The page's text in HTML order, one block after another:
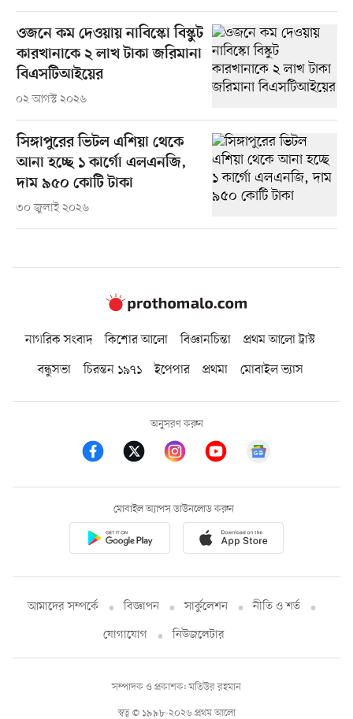
ওজনে কম দেওয়ায় নাবিস্কো বিস্কুট
কারখানাকে ২ লাখ টাকা জরিমানা
বিএসটিআইয়ের
০২ আগস্ট ২০২৬
সিঙ্গাপুরের ভিটল এশিয়া থেকে
আনা হচ্ছে ১ কার্গো এলএনজি,
দাম ৯৫০ কোটি টাকা
৩০ জুলাই ২০২৬
নাগরিক সংবাদ কিশোর আলো বিজ্ঞানচিন্তা
প্রথম আলো ট্রাস্ট
বন্ধুসভা
চিরন্তন ১৯৭১ ইপেপার প্রথমা মোবাইল ভ্যাস
অনুসরণ করুন
মোবাইল অ্যাপস ডাউনলোড করুন
আমাদের সম্পর্কে বিজ্ঞাপন সার্কুলেশন
নীতি ও শর্ত
যোগাযোগ
নিউজলেটার
স্বত্ব © ১৯৯৮-২০২৬ প্রথম আলো
সম্পাদক ও প্রকাশক: মতিউর রহমান